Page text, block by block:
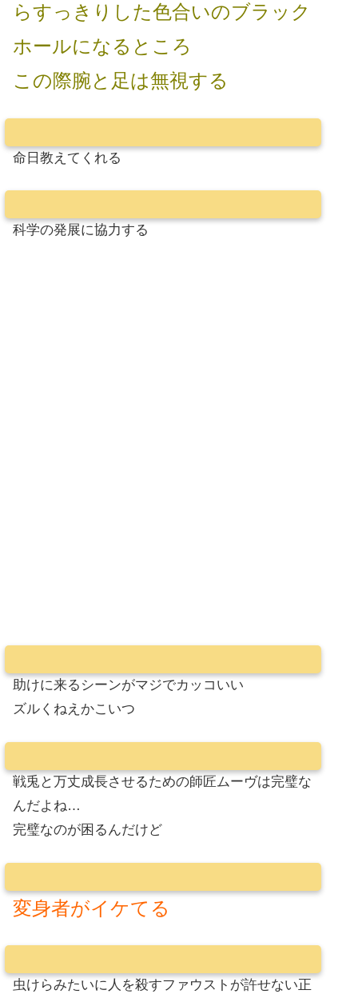
らすっきりした色合いのブラック
ホールになるところ
この際腕と足は無視する
命日教えてくれる
科学の発展に協力する
助けに来るシーンがマジでカッコいい
ズルくねえかこいつ
戦兎と万丈成長させるための師匠ムーヴは完璧な
んだよね…
完璧なのが困るんだけど
変身者がイケてる
虫けらみたいに人を殺すファウストが許せない正